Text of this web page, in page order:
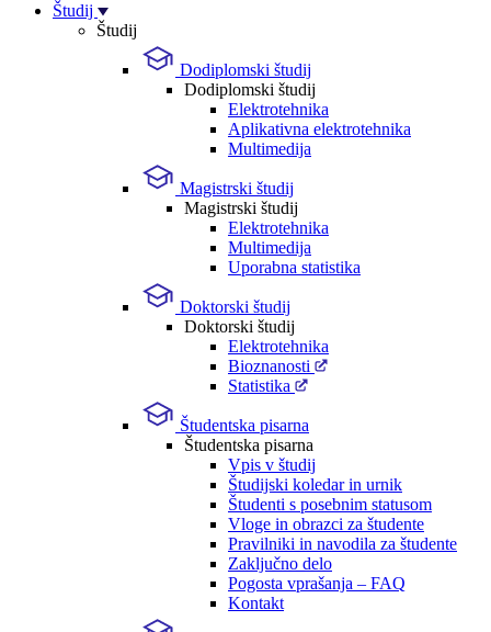
Študij
Študij
Dodiplomski študij
Dodiplomski študij
Elektrotehnika
Aplikativna elektrotehnika
Multimedija
Magistrski študij
Magistrski študij
Elektrotehnika
Multimedija
Uporabna statistika
Doktorski študij
Doktorski študij
Elektrotehnika
Bioznanosti
Statistika
Študentska pisarna
Študentska pisarna
Vpis v študij
Študijski koledar in urnik
Študenti s posebnim statusom
Vloge in obrazci za študente
Pravilniki in navodila za študente
Zaključno delo
Pogosta vprašanja – FAQ
Kontakt